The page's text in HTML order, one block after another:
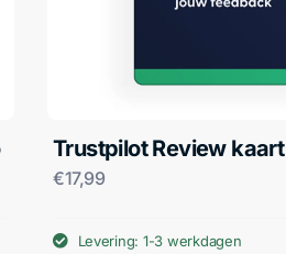
Trustpilot Review kaart
€17,99
Levering: 1-3 werkdagen